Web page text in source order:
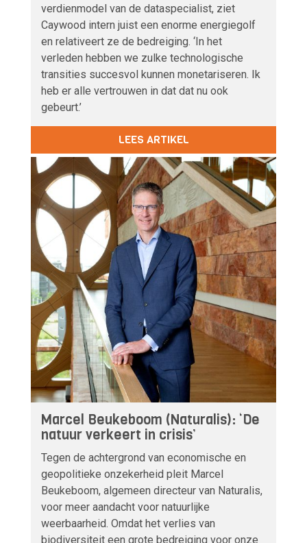
verdienmodel van de dataspecialist, ziet
Caywood intern juist een enorme energiegolf
en relativeert ze de bedreiging. ‘In het
verleden hebben we zulke technologische
transities succesvol kunnen monetariseren. Ik
heb er alle vertrouwen in dat dat nu ook
gebeurt.’
LEES ARTIKEL
Marcel Beukeboom (Naturalis): ‘De
natuur verkeert in crisis’
Tegen de achtergrond van economische en
geopolitieke onzekerheid pleit Marcel
Beukeboom, algemeen directeur van Naturalis,
voor meer aandacht voor natuurlijke
weerbaarheid. Omdat het verlies van
biodiversiteit een grote bedreiging voor onze